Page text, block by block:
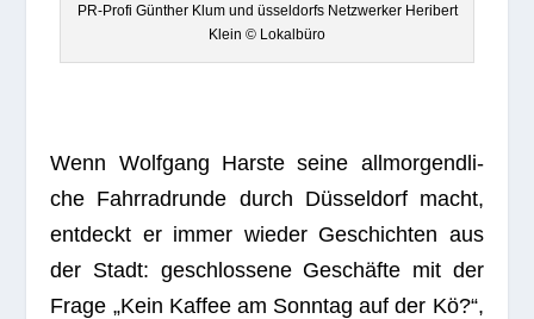
PR-Profi Gün­ther Klum und üssel­dorfs Netz­wer­ker Heri­bert
Klein © Lokalbüro
Wenn Wolf­gang Harste seine all­mor­gend­li­
che Fahr­rad­runde durch Düs­sel­dorf macht,
ent­deckt er immer wie­der Geschich­ten aus
der Stadt: geschlos­sene Geschäfte mit der
Frage „Kein Kaf­fee am Sonn­tag auf der Kö?“,